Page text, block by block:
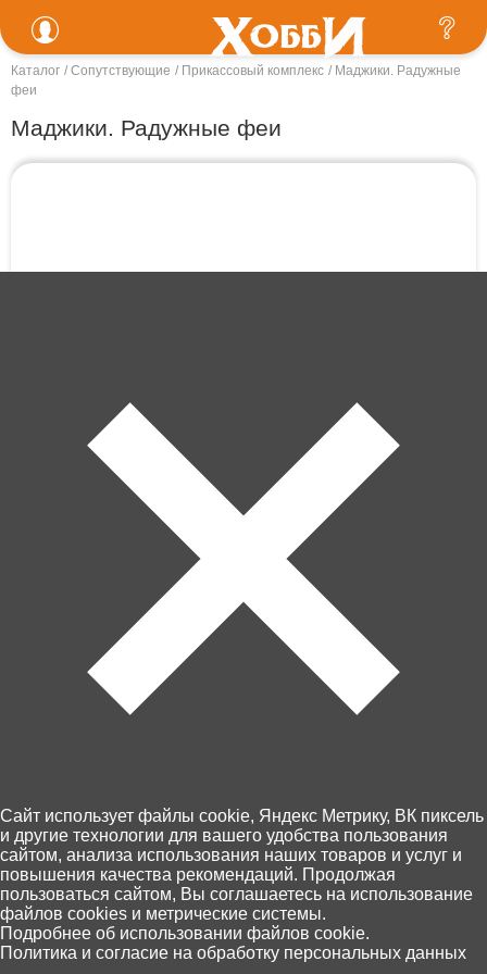
Каталог Сопутствующие Прикассовый комплекс
Маджики. Радужные
феи
Маджики. Радужные феи
190 ₽ В корзину
Пункты выдачи Хоббит
46 по Калининграду и области
14 августа, (пятница)
Оплата - картой на сайте или при
получении
Главная Каталог Корзина
0
Избранное Поиск
Cайт использует файлы cookie, Яндекс Метрику, ВК пиксель
и другие технологии для вашего удобства пользования
сайтом, анализа использования наших товаров и услуг и
повышения качества рекомендаций. Продолжая
пользоваться сайтом, Вы соглашаетесь на использование
файлов cookies и метрические системы.
Подробнее об использовании файлов cookie.
Политика и согласие на обработку персональных данных